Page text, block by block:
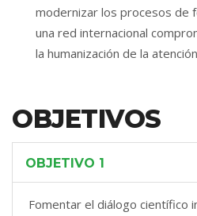
modernizar los procesos de
una red internacional
la humanización de la
OBJETIVOS
OBJETIVO 1
Fomentar el diálogo científico